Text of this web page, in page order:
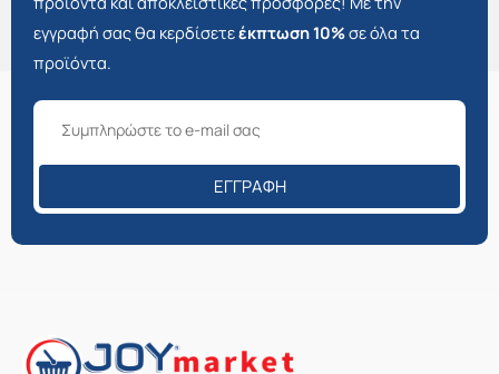
εγγραφή σας θα κερδίσετεέκπτωση 10%σε όλα τα
προϊόντα.
ΕΓΓΡΑΦΉ